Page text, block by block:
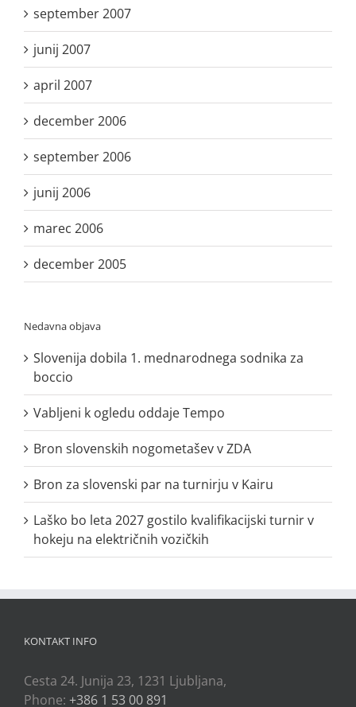
september 2007
junij 2007
april 2007
december 2006
september 2006
junij 2006
marec 2006
december 2005
Nedavna objava
Slovenija dobila 1. mednarodnega sodnika za
boccio
Vabljeni k ogledu oddaje Tempo
Bron slovenskih nogometašev v ZDA
Bron za slovenski par na turnirju v Kairu
Laško bo leta 2027 gostilo kvalifikacijski turnir v
hokeju na električnih vozičkih
KONTAKT INFO
Cesta 24. Junija 23, 1231 Ljubljana,
Phone: +386 1 53 00 891